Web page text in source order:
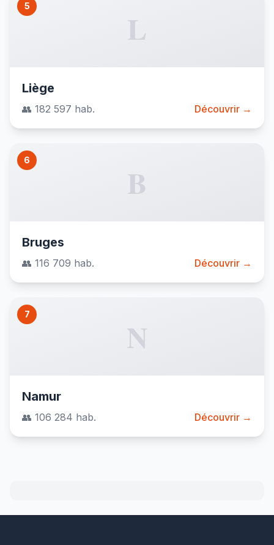
5
L
Liège
👥 182 597 hab. Découvrir →
6
B
Bruges
👥 116 709 hab. Découvrir →
7
N
Namur
👥 106 284 hab. Découvrir →